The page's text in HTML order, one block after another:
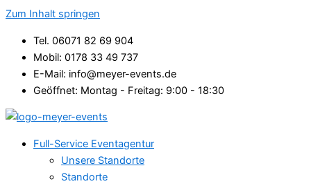
Zum Inhalt springen
Tel. 06071 82 69 904
Mobil: 0178 33 49 737
E-Mail: info@meyer-events.de
Geöffnet: Montag - Freitag: 9:00 - 18:30
Full-Service Eventagentur
Unsere Standorte
Standorte